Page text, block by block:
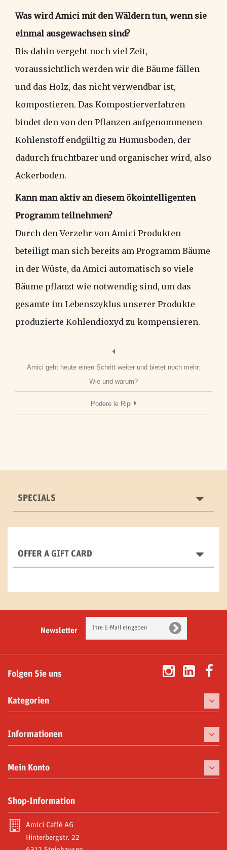
Was wird Amici mit den Wäldern tun, wenn sie
einmal ausgewachsen sind?
Bis dahin vergeht noch viel Zeit,
voraussichtlich werden wir die Bäume fällen
und das Holz, das nicht verwendbar ist,
kompostieren. Das Kompostierverfahren
bindet den von den Pflanzen aufgenommenen
Kohlenstoff endgültig zu Humusboden, der
dadurch fruchtbarer und organischer wird, also
Ackerboden.
Kann man aktiv an diesem ökointelligenten
Programm teilnehmen?
Durch den Verzehr von Amici Produkten
beteiligt man sich bereits am Programm Bäume
in der Wüste, da Amici automatisch so viele
Bäume pflanzt wie notwendig sind, um das
gesamte im Lebenszyklus unserer Produkte
produzierte Kohlendioxyd zu kompensieren.
Amici geht heute einen Schritt weiter und bietet noch mehr:
Wie und warum?
Podere le Ripi
SPECIALS
OFFER A GIFT CARD
Newsletter
Folgen Sie uns
Kategorien
Kaffeemaschinen
Tassen
Moka und Zubehör
Abonnements
Informationen
Mein Konto
Meine Gutschriften
Meine Adressen
Shop-Information
Amici Caffè AG
Hinterbergstr. 22